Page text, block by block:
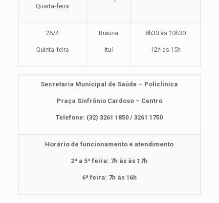
Quarta-feira
26/4
Quinta-feira
Brauna
Ituí
8h30 às 10h30
12h às 15h
Secretaria Municipal de Saúde – Policlínica
Praça Sinfrônio Cardoso – Centro
Telefone: (32) 3261 1850 / 3261 1750
Horário de funcionamento e atendimento
2ª a 5ª feira: 7h às às 17h
6ª feira: 7h às 16h